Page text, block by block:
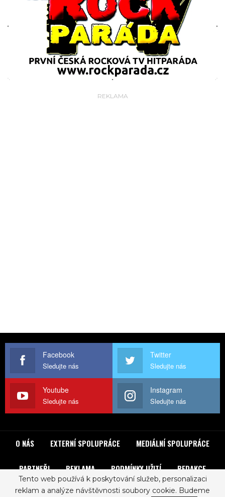
REKLAMA
Facebook
Sledujte nás
Twitter
Sledujte nás
Youtube
Sledujte nás
Instagram
Sledujte nás
O NÁS EXTERNÍ SPOLUPRÁCE MEDIÁLNÍ SPOLUPRÁCE
PARTNEŘI REKLAMA PODMÍNKY UŽITÍ REDAKCE
Tento web používá k poskytování služeb, personalizaci
reklam a analýze návštěvnosti soubory cookie. Budeme